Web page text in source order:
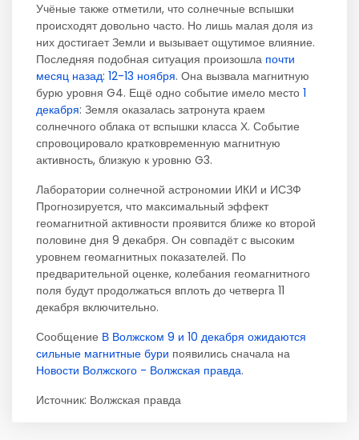
Учёные также отметили, что солнечные вспышки
происходят довольно часто. Но лишь малая доля из
них достигает Земли и вызывает ощутимое влияние.
Последняя подобная ситуация произошла почти
месяц назад: 12-13 ноября. Она вызвала магнитную
бурю уровня G4. Ещё одно событие имело место 1
декабря: Земля оказалась затронута краем
солнечного облака от вспышки класса Х. Событие
спровоцировало кратковременную магнитную
активность, близкую к уровню G3.
Лаборатории солнечной астрономии ИКИ и ИСЗФ
Прогнозируется, что максимальный эффект
геомагнитной активности проявится ближе ко второй
половине дня 9 декабря. Он совпадёт с высоким
уровнем геомагнитных показателей. По
предварительной оценке, колебания геомагнитного
поля будут продолжаться вплоть до четверга 11
декабря включительно.
Сообщение В Волжском 9 и 10 декабря ожидаются
сильные магнитные бури появились сначала на
Новости Волжского - Волжская правда.
Источник: Волжская правда